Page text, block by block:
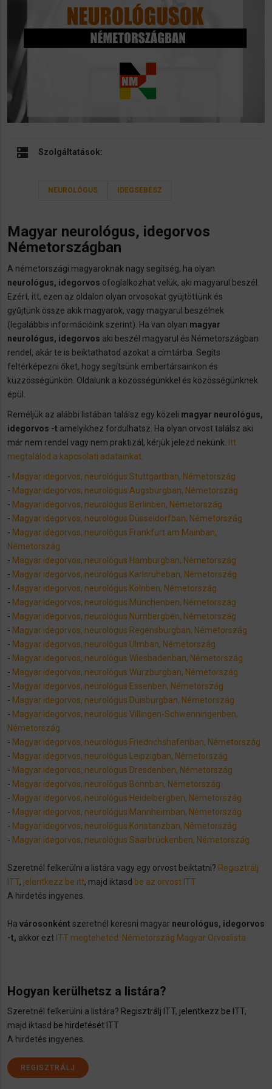
dns Szolgáltatások:
NEUROLÓGUS IDEGSEBÉSZ
Magyar neurológus, idegorvos
Németországban
A németországi magyaroknak nagy segítség, ha olyan
neurológus, idegorvos ofoglalkozhat velük, aki magyarul beszél.
Ezért, itt, ezen az oldalon olyan orvosokat gyüjtöttünk és
gyűjtünk össze akik magyarok, vagy magyarul beszélnek
(legalábbis információink szerint). Ha van olyan magyar
neurológus, idegorvos aki beszél magyarul és Németországban
rendel, akár te is beiktathatod azokat a címtárba. Segíts
feltérképezni őket, hogy segítsünk embertársainkon és
küzzösségünkön. Oldalunk a közösségünkkel és közösségünknek
épül.
Reméljük az alábbi listában találsz egy közeli magyar neurológus,
idegorvos -t amelyikhez fordulhatsz. Ha olyan orvost találsz aki
már nem rendel vagy nem praktizál, kérjük jelezd nekünk.
Itt
megtalálod a kapcsolati adatainkat.
- Magyar idegorvos, neurológus Stuttgartban, Németország
- Magyar idegorvos, neurológus Augsburgban, Németország
- Magyar idegorvos, neurológus Berlinben, Németország
- Magyar idegorvos, neurológus Düsseldorfban, Németország
- Magyar idegorvos, neurológus Frankfurt am Mainban,
Németország
- Magyar idegorvos, neurológus Hamburgban, Németország
- Magyar idegorvos, neurológus Karlsruheban, Németország
- Magyar idegorvos, neurológus Kölnben, Németország
- Magyar idegorvos, neurológus Münchenben, Németország
- Magyar idegorvos, neurológus Nürnbergben, Németország
- Magyar idegorvos, neurológus Regensburgban, Németország
- Magyar idegorvos, neurológus Ulmban, Németország
- Magyar idegorvos, neurológus Wiesbadenban, Németország
- Magyar idegorvos, neurológus Würzburgban, Németország
- Magyar idegorvos, neurológus Essenben, Németország
- Magyar idegorvos, neurológus Duisburgban, Németország
- Magyar idegorvos, neurológus Villingen-Schwenningenben,
Németország
- Magyar idegorvos, neurológus Friedrichshafenban, Németország
- Magyar idegorvos, neurológus Leipzigban, Németország
- Magyar idegorvos, neurológus Dresdenben, Németország
- Magyar idegorvos, neurológus Bonnban, Németország
- Magyar idegorvos, neurológus Heidelbergben, Németország
- Magyar idegorvos, neurológus Mannheimban, Németország
- Magyar idegorvos, neurológus Konstanzban, Németország
- Magyar idegorvos, neurológus Saarbrückenben, Németország
Szeretnél felkerülni a listára vagy egy orvost beiktatni? Regisztrálj
ITT, jelentkezz be itt, majd iktasd be az orvost ITT.
A hirdetés ingyenes.
Ha városonként szeretnél keresni magyar neurológus, idegorvos
-t, akkor ezt ITT megteheted: Németország Magyar Orvoslista
Hogyan kerülhetsz a listára?
Szeretnél felkerülni a listára? Regisztrálj ITT, jelentkezz be ITT,
majd iktasd be hirdetését ITT
A hirdetés ingyenes.
REGISZTRÁLJ